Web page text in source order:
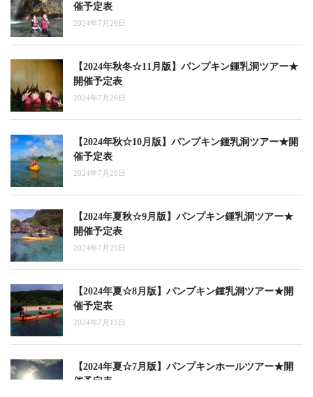
催予定表
2024年7月26日
【2024年秋冬☆11月版】パンプキン鍾乳洞ツアー★
開催予定表
2024年7月26日
【2024年秋☆10月版】パンプキン鍾乳洞ツアー★開
催予定表
2024年7月26日
【2024年夏秋☆9月版】パンプキン鍾乳洞ツアー★
開催予定表
2024年7月25日
【2024年夏☆8月版】パンプキン鍾乳洞ツアー★開
催予定表
2024年7月15日
【2024年夏☆7月版】パンプキンホールツアー★開
催予定表